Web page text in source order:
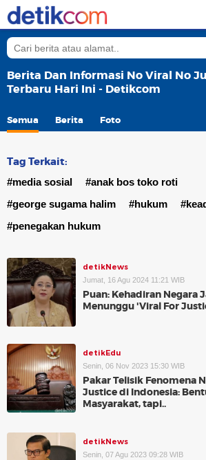
Berita Dan Informasi No Viral No
Terbaru Hari Ini - Detikcom
Semua Berita Foto
Tag Terkait:
#media sosial
#anak bos toko roti
#george sugama halim
#hukum
#penegakan hukum
detikNews
Jumat, 16 Agu 2024 11:21 WIB
Puan: Kehadiran Negara
Menunggu 'Viral For
detikEdu
Senin, 06 Nov 2023 15:30 WIB
Pakar Telisik Fenomena
Justice di Indonesia:
Masyarakat, tapi..
detikNews
Senin, 07 Agu 2023 09:28 WIB